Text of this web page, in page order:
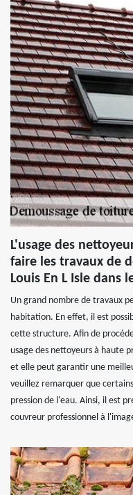
L'usage des
faire les travaux de
Louis En L Isle dans
Un grand nombre de travaux
habitation. En effet, il est
cette structure. Afin de
usage des nettoyeurs à haute
et elle peut garantir une
veuillez remarquer que
pression de l'eau. Ainsi, il est
couvreur professionnel à